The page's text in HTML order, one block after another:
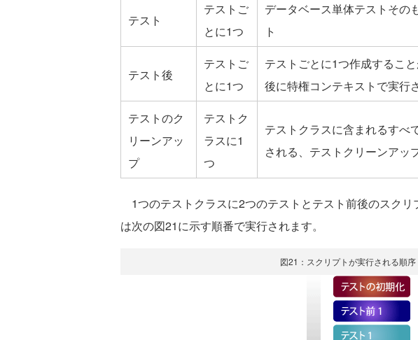
テスト
テストご
とに1つ
データベース単体テストその
ト
テスト後
テストご
とに1つ
テストごとに1つ作成するこ
後に特権コンテキストで実行
テストのク
リーンアッ
プ
テストク
ラスに1
つ
テストクラスに含まれるすべ
される、テストクリーンアッ
1つのテストクラスに2つのテストとテスト前後のスクリ
は次の図21に示す順番で実行されます。
図21：スクリプトが実行される順序